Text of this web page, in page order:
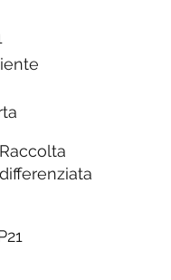
Raccolta
differenziata